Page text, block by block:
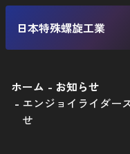
日本特殊螺旋工業
ホーム
お知らせ
エンジョイライダー
せ